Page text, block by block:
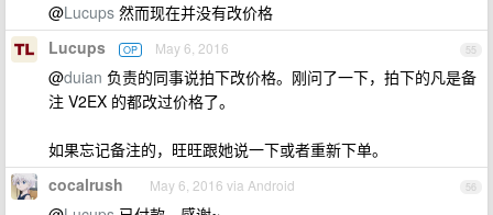
@Lucups 然而现在并没有改价格
55
Lucups OP May 6, 2016
@duian 负责的同事说拍下改价格。刚问了一下，拍下的凡是备
注 V2EX 的都改过价格了。
如果忘记备注的，旺旺跟她说一下或者重新下单。
56
cocalrush May 6, 2016 via Android